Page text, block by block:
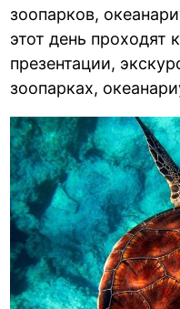
зоопарков,
этот день проходят
презентации,
зоопарках,